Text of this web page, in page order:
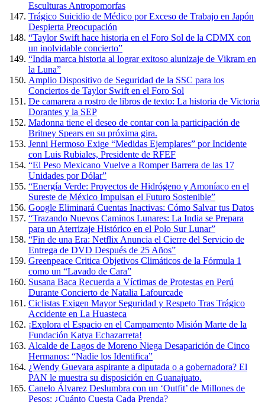
Esculturas Antropomorfas
Trágico Suicidio de Médico por Exceso de Trabajo en Japón
Despierta Preocupación
“Taylor Swift hace historia en el Foro Sol de la CDMX con
un inolvidable concierto”
“India marca historia al lograr exitoso alunizaje de Vikram en
la Luna”
Amplio Dispositivo de Seguridad de la SSC para los
Conciertos de Taylor Swift en el Foro Sol
De camarera a rostro de libros de texto: La historia de Victoria
Dorantes y la SEP
Madonna tiene el deseo de contar con la participación de
Britney Spears en su próxima gira.
Jenni Hermoso Exige “Medidas Ejemplares” por Incidente
con Luis Rubiales, Presidente de RFEF
“El Peso Mexicano Vuelve a Romper Barrera de las 17
Unidades por Dólar”
“Energía Verde: Proyectos de Hidrógeno y Amoníaco en el
Sureste de México Impulsan el Futuro Sostenible”
Google Eliminará Cuentas Inactivas: Cómo Salvar tus Datos
“Trazando Nuevos Caminos Lunares: La India se Prepara
para un Aterrizaje Histórico en el Polo Sur Lunar”
“Fin de una Era: Netflix Anuncia el Cierre del Servicio de
Entrega de DVD Después de 25 Años”
Greenpeace Critica Objetivos Climáticos de la Fórmula 1
como un “Lavado de Cara”
Susana Baca Recuerda a Víctimas de Protestas en Perú
Durante Concierto de Natalia Lafourcade
Ciclistas Exigen Mayor Seguridad y Respeto Tras Trágico
Accidente en La Huasteca
¡Explora el Espacio en el Campamento Misión Marte de la
Fundación Katya Echazarreta!
Alcalde de Lagos de Moreno Niega Desaparición de Cinco
Hermanos: “Nadie los Identifica”
¿Wendy Guevara aspirante a diputada o a gobernadora? El
PAN le muestra su disposición en Guanajuato.
Canelo Álvarez Deslumbra con un ‘Outfit’ de Millones de
Pesos: ¿Cuánto Cuesta Cada Prenda?